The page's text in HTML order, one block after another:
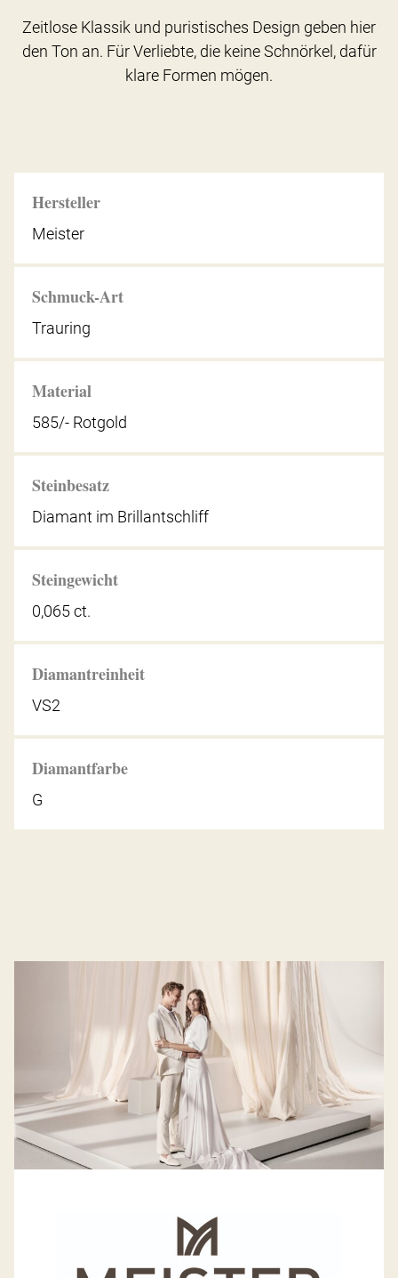
Hersteller
Meister
Schmuck-Art
Trauring
Material
585/- Rotgold
Steinbesatz
Diamant im Brillantschliff
Steingewicht
0,065 ct.
Diamantreinheit
VS2
Diamantfarbe
G
Zeitlose Klassik und puristisches Design geben hier
den Ton an. Für Verliebte, die keine Schnörkel, dafür
klare Formen mögen.